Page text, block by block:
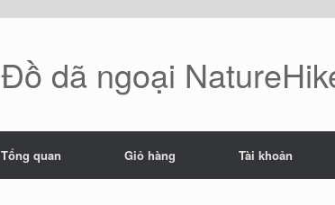
Đồ dã ngoại
Tổng quan Giỏ hàng Tài khoản